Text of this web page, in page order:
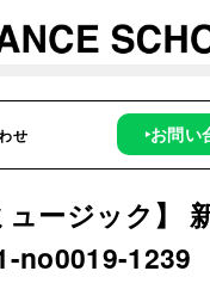
せ ‣お問い
ュージック】
no0019-1239